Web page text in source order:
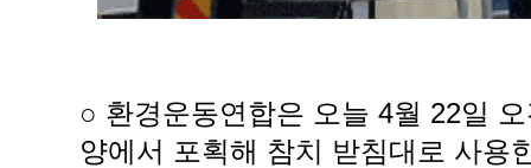
○ 환경운동연합은 오늘 4월 22일
양에서 포획해 참치 받침대로 사